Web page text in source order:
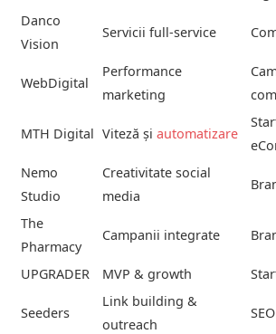
Danco
Vision
Servicii full-service
WebDigital
Performance
marketing
MTH Digital Viteză și automatizare
Nemo
Studio
Creativitate social
media
The
Pharmacy
Campanii integrate
UPGRADER MVP & growth
Seeders
Link building &
outreach